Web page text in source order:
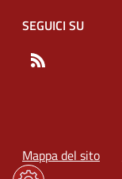
SEGUICI SU
Mappa del sito